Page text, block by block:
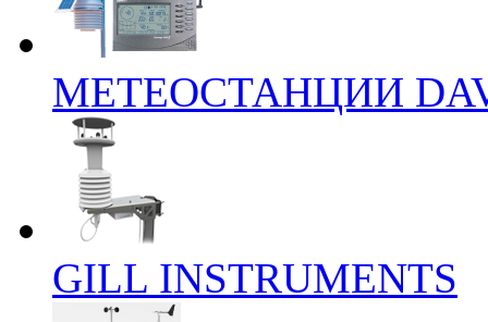
МЕТЕОСТАНЦИИ
GILL INSTRUMENTS